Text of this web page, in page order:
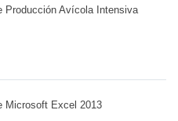
Producción Avícola Intensiva
Microsoft Excel 2013